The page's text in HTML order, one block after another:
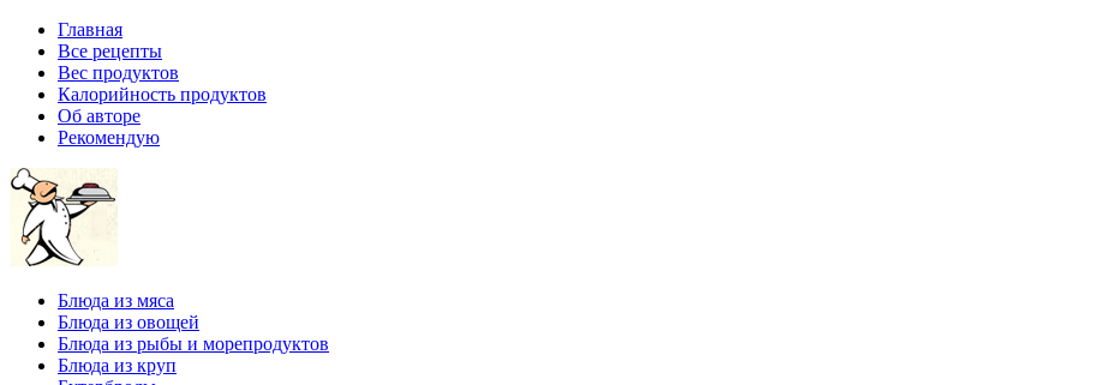
Главная
Все рецепты
Вес продуктов
Калорийность продуктов
Об авторе
Рекомендую
Блюда из мяса
Блюда из овощей
Блюда из рыбы и морепродуктов
Блюда из круп